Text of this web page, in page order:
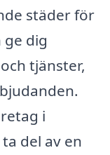
städer för
dig
tjänster,
i
del av en